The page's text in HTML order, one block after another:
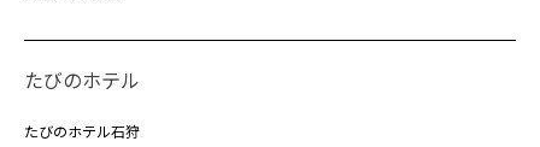
たびのホテル
たびのホテル石狩